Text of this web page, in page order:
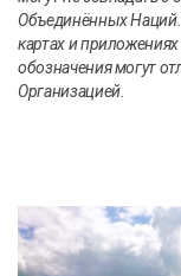
Объединённых
картах и
обозначения могут
Организацией.